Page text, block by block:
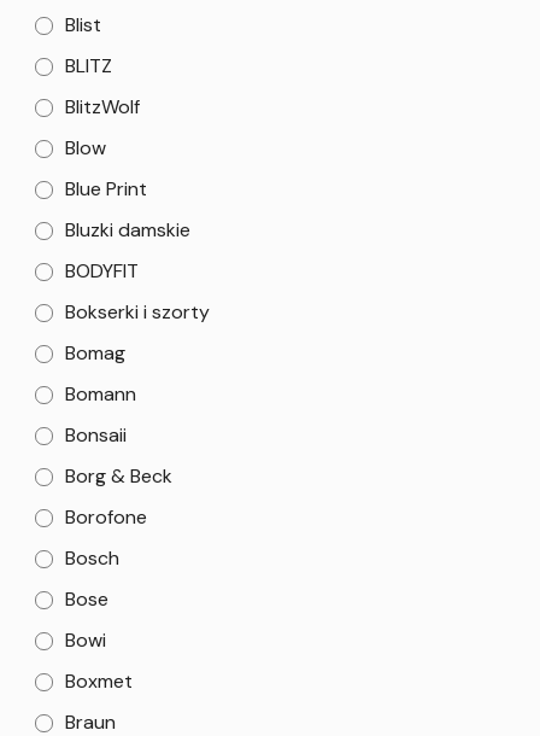
Blist
BLITZ
BlitzWolf
Blow
Blue Print
Bluzki damskie
BODYFIT
Bokserki i szorty
Bomag
Bomann
Bonsaii
Borg & Beck
Borofone
Bosch
Bose
Bowi
Boxmet
Braun